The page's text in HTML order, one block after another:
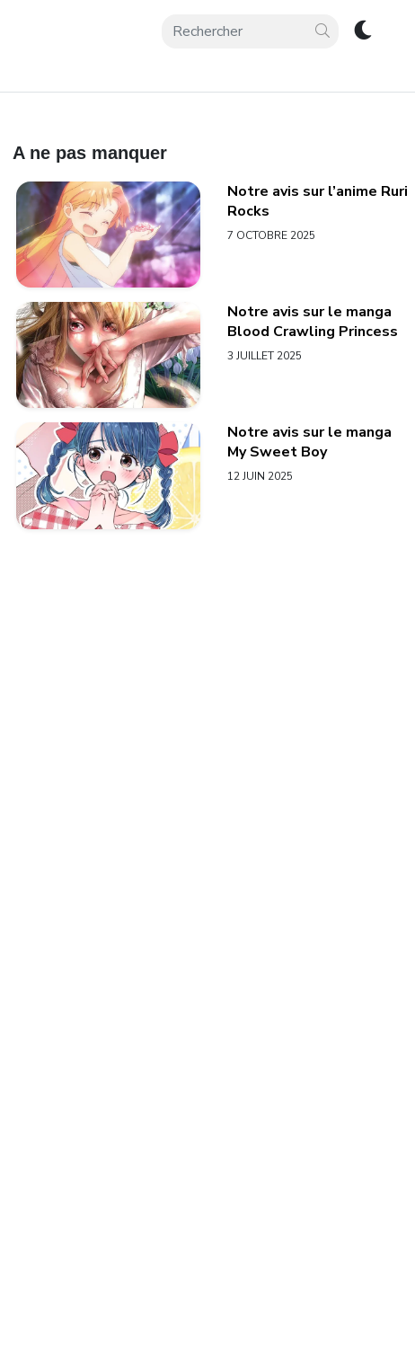
A ne pas manquer
Notre avis sur l’anime Ruri
Rocks
7 OCTOBRE 2025
Notre avis sur le manga
Blood Crawling Princess
3 JUILLET 2025
Notre avis sur le manga
My Sweet Boy
12 JUIN 2025